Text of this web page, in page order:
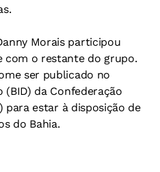
Morais participou
com o restante do grupo.
ser publicado no
da Confederação
para estar à disposição de
do Bahia.